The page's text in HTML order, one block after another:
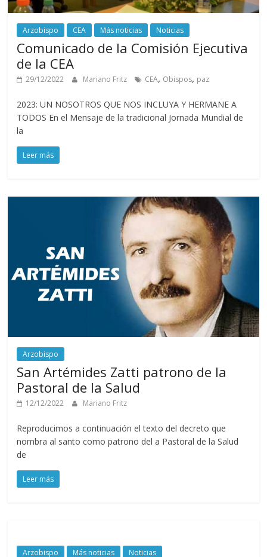
Arzobispo CEA Más noticias Noticias
Comunicado de la Comisión Ejecutiva
de la CEA
29/12/2022 Mariano Fritz CEA, Obispos, paz
2023: UN NOSOTROS QUE NOS INCLUYA Y HERMANE A
TODOS En el Mensaje de la tradicional Jornada Mundial de
la
Leer más
Arzobispo
San Artémides Zatti patrono de la
Pastoral de la Salud
12/12/2022 Mariano Fritz
Reproducimos a continuación el texto del decreto que
nombra al santo como patrono del a Pastoral de la Salud
de
Leer más
Arzobispo Más noticias Noticias